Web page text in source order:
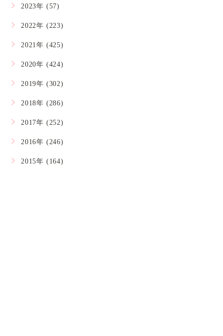
2023年 (57)
2022年 (223)
2021年 (425)
2020年 (424)
2019年 (302)
2018年 (286)
2017年 (252)
2016年 (246)
2015年 (164)